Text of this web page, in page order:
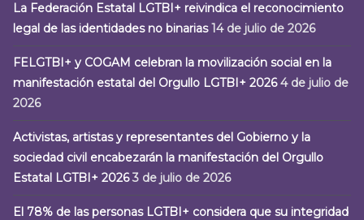
La Federación Estatal LGTBI+ reivindica el reconocimiento
legal de las identidades no binarias 14 de julio de 2026
FELGTBI+ y COGAM celebran la movilización social en la
manifestación estatal del Orgullo LGTBI+ 2026 4 de julio de
2026
Activistas, artistas y representantes del Gobierno y la
sociedad civil encabezarán la manifestación del Orgullo
Estatal LGTBI+ 2026 3 de julio de 2026
El 78% de las personas LGTBI+ considera que su integridad